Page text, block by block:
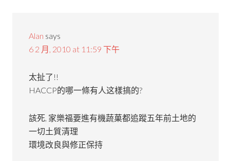
Alan says
6 2 月, 2010 at 11:59 下午
太扯了!!
HACCP的哪一條有人这樣搞的?
該死, 家樂福要進有機蔬菓都追蹤五年前土地的
一切土質清理
環境改良與修正保持